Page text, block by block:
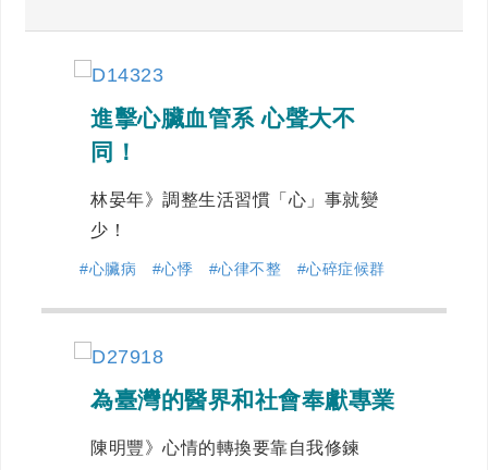
進擊心臟血管系 心聲大不
同！
林晏年》調整生活習慣「心」事就變
少！
#心臟病 #心悸 #心律不整 #心碎症候群
為臺灣的醫界和社會奉獻專業
陳明豐》心情的轉換要靠自我修鍊